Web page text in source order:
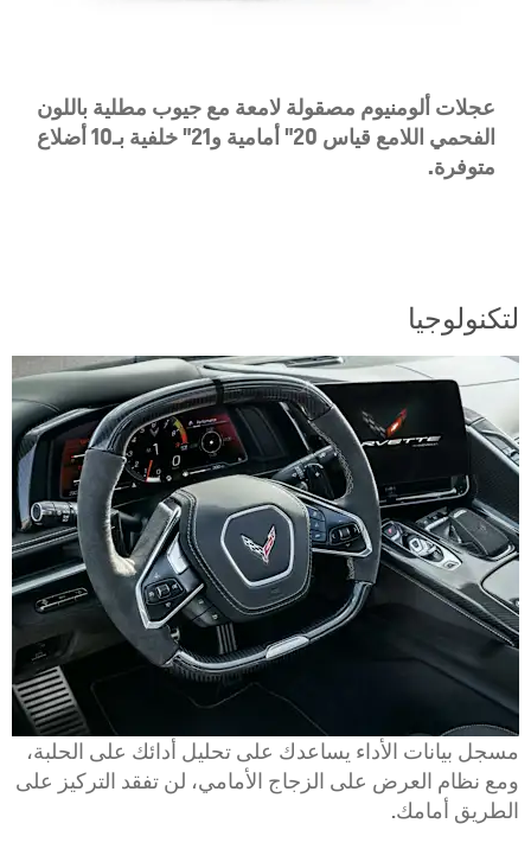
عجلات ألومنيوم مصقولة لامعة مع جيوب مطلية باللون
الفحمي اللامع قياس 20" أمامية و21" خلفية بـ10 أضلاع
متوفرة.
لتكنولوجيا
مسجل بيانات الأداء يساعدك على تحليل أدائك على الحلبة،
ومع نظام العرض على الزجاج الأمامي، لن تفقد التركيز على
الطريق أمامك.